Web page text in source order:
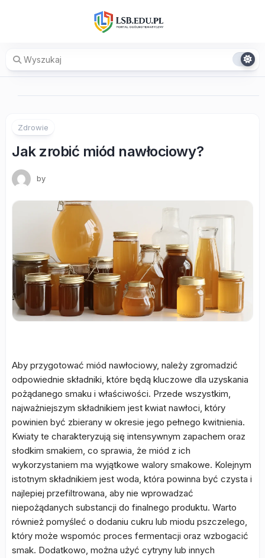
Zdrowie
Jak zrobić miód nawłociowy?
by
Aby przygotować miód nawłociowy, należy zgromadzić
odpowiednie składniki, które będą kluczowe dla uzyskania
pożądanego smaku i właściwości. Przede wszystkim,
najważniejszym składnikiem jest kwiat nawłoci, który
powinien być zbierany w okresie jego pełnego kwitnienia.
Kwiaty te charakteryzują się intensywnym zapachem oraz
słodkim smakiem, co sprawia, że miód z ich
wykorzystaniem ma wyjątkowe walory smakowe. Kolejnym
istotnym składnikiem jest woda, która powinna być czysta i
najlepiej przefiltrowana, aby nie wprowadzać
niepożądanych substancji do finalnego produktu. Warto
również pomyśleć o dodaniu cukru lub miodu pszczelego,
który może wspomóc proces fermentacji oraz wzbogacić
smak. Dodatkowo, można użyć cytryny lub innych